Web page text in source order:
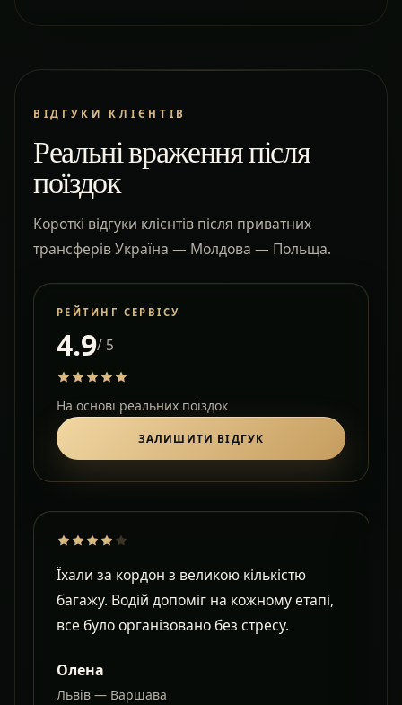
ВІДГУКИ КЛІЄНТІВ
Реальні враження після
поїздок
Короткі відгуки клієнтів після приватних
трансферів Україна — Молдова — Польща.
РЕЙТИНГ СЕРВІСУ
4.9/ 5
На основі реальних поїздок
ЗАЛИШИТИ ВІДГУК
Їхали за кордон з великою кількістю
багажу. Водій допоміг на кожному етапі,
все було організовано без стресу.
Олена
Львів — Варшава